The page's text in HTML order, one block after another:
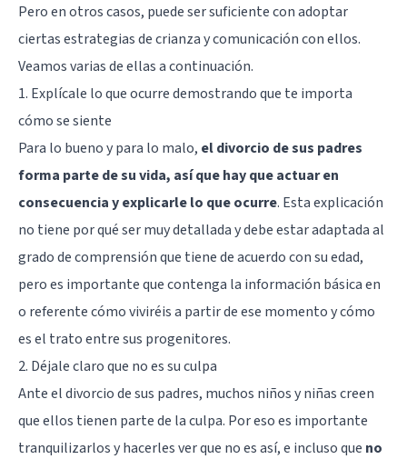
Pero en otros casos, puede ser suficiente con adoptar
ciertas estrategias de crianza y comunicación con ellos.
Veamos varias de ellas a continuación.
1. Explícale lo que ocurre demostrando que te importa
cómo se siente
Para lo bueno y para lo malo, el divorcio de sus padres
forma parte de su vida, así que hay que actuar en
consecuencia y explicarle lo que ocurre. Esta explicación
no tiene por qué ser muy detallada y debe estar adaptada al
grado de comprensión que tiene de acuerdo con su edad,
pero es importante que contenga la información básica en
o referente cómo viviréis a partir de ese momento y cómo
es el trato entre sus progenitores.
2. Déjale claro que no es su culpa
Ante el divorcio de sus padres, muchos niños y niñas creen
que ellos tienen parte de la culpa. Por eso es importante
tranquilizarlos y hacerles ver que no es así, e incluso que no